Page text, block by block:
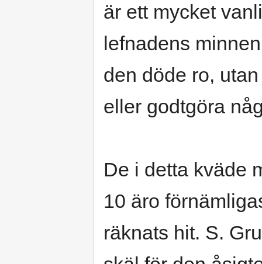
är ett mycket
lefnadens
den döde ro,
eller godtgöra
De i detta kväde
10 äro
räknats hit. S.